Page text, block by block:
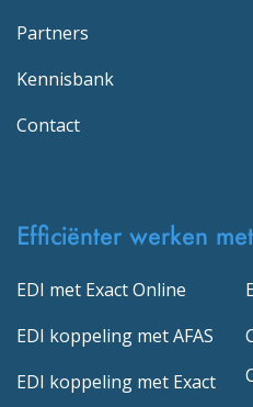
Partners
Kennisbank
Contact
Efficiënter werken
EDI met Exact Online
EDI koppeling met AFAS
EDI koppeling met Exact